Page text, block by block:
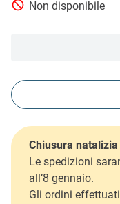
Non disponibile
Chiusura natalizia
Le spedizioni
all’8 gennaio.
Gli ordini